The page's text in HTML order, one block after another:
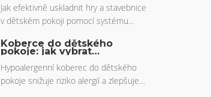
funguje
Jak efektivně uskladnit hry a stavebnice
v dětském pokoji pomocí systému
materiálů, kategorizaci a vizuální
dětí.
Koberce do dětského
pokoje: jak vybrat
skutečně hypoalergenní
volbu
Hypoalergenní koberec do dětského
pokoje snižuje riziko alergií a zlepšuje